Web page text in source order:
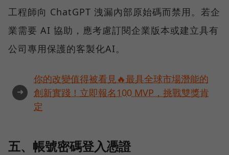
工程師向 ChatGPT 洩漏內部原始碼而禁用。若企
業需要 AI 協助，應考慮訂閱企業版本或建立具有
公司專用保護的客製化AI。
➜
你的改變值得被看見🔥最具全球市場潛能的
創新實踐！立即報名100 MVP，挑戰雙獎肯
定
五、帳號密碼登入憑證